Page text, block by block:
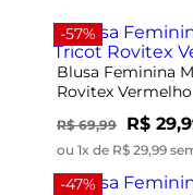
-57%
Blusa Feminina
Rovitex Vermelho
R$ 69,99 R$
ou 1x de R$ 29,99
-47%